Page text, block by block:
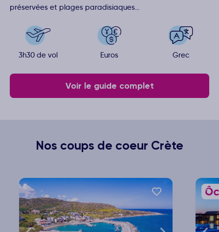
préservées et plages paradisiaques…
3h30 de vol Euros Grec
Voir le guide complet
Nos coups de coeur Crète